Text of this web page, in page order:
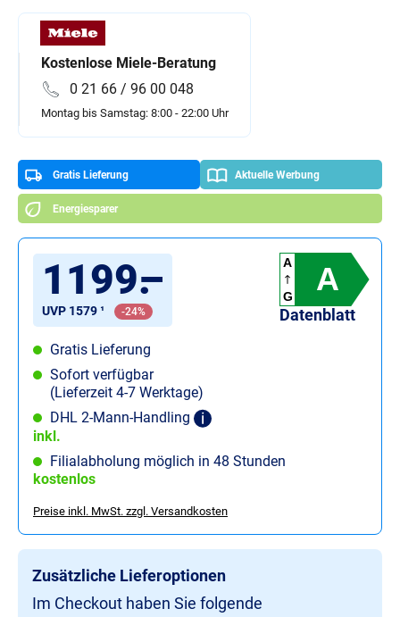
Kostenlose Miele-Beratung
0 21 66 / 96 00 048
Montag bis Samstag: 8:00 - 22:00 Uhr
Gratis Lieferung Aktuelle Werbung
Energiesparer
1199.
–
UVP 1579 ¹ -24%
A
A
G
Datenblatt
Gratis Lieferung
Sofort verfügbar
(Lieferzeit 4-7 Werktage)
DHL 2-Mann-Handling
inkl.
Filialabholung möglich in 48 Stunden
kostenlos
Preise inkl. MwSt. zzgl. Versandkosten
Zusätzliche Lieferoptionen
Im Checkout haben Sie folgende